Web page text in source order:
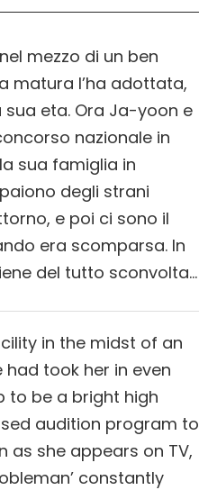
mezzo di un ben
matura l’ha adottata,
eta. Ora Ja-yoon e
nazionale in
sua famiglia in
degli strani
e poi ci sono il
era scomparsa. In
del tutto sconvolta…
in the midst of an
took her in even
to be a bright high
audition program to
as she appears on TV,
constantly